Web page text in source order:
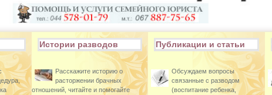
Истории разводов
Расскажите историю о
расторжении брачных
отношений, читайте и помогайте
Публикации и статьи
Обсуждаем вопросы
связанные с разводом
(воспитание ребенка,